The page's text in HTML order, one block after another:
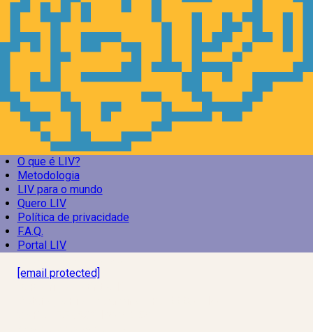
O que é LIV?
Metodologia
LIV para o mundo
Quero LIV
Política de privacidade
F.A.Q.
Portal LIV
[email protected]